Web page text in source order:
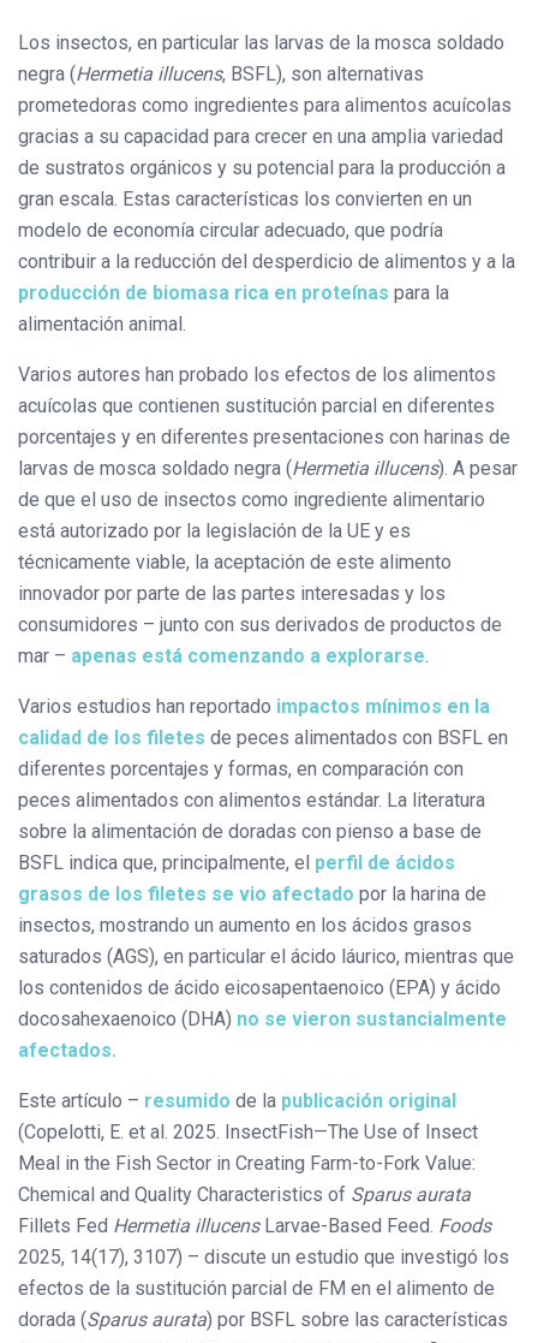
Los insectos, en particular las larvas de la mosca soldado
negra (Hermetia illucens, BSFL), son alternativas
prometedoras como ingredientes para alimentos acuícolas
gracias a su capacidad para crecer en una amplia variedad
de sustratos orgánicos y su potencial para la producción a
gran escala. Estas características los convierten en un
modelo de economía circular adecuado, que podría
contribuir a la reducción del desperdicio de alimentos y a la
producción de biomasa rica en proteínas para la
alimentación animal.
Varios autores han probado los efectos de los alimentos
acuícolas que contienen sustitución parcial en diferentes
porcentajes y en diferentes presentaciones con harinas de
larvas de mosca soldado negra (Hermetia illucens). A pesar
de que el uso de insectos como ingrediente alimentario
está autorizado por la legislación de la UE y es
técnicamente viable, la aceptación de este alimento
innovador por parte de las partes interesadas y los
consumidores – junto con sus derivados de productos de
mar – apenas está comenzando a explorarse.
Varios estudios han reportado impactos mínimos en la
calidad de los filetes de peces alimentados con BSFL en
diferentes porcentajes y formas, en comparación con
peces alimentados con alimentos estándar. La literatura
sobre la alimentación de doradas con pienso a base de
BSFL indica que, principalmente, el perfil de ácidos
grasos de los filetes se vio afectado por la harina de
insectos, mostrando un aumento en los ácidos grasos
saturados (AGS), en particular el ácido láurico, mientras que
los contenidos de ácido eicosapentaenoico (EPA) y ácido
docosahexaenoico (DHA) no se vieron sustancialmente
afectados.
Este artículo – resumido de la publicación original
(Copelotti, E. et al. 2025. InsectFish—The Use of Insect
Meal in the Fish Sector in Creating Farm-to-Fork Value:
Chemical and Quality Characteristics of Sparus aurata
Fillets Fed Hermetia illucensLarvae-Based Feed. Foods
2025, 14(17), 3107) – discute un estudio que investigó los
efectos de la sustitución parcial de FM en el alimento de
dorada (Sparus aurata) por BSFL sobre las características